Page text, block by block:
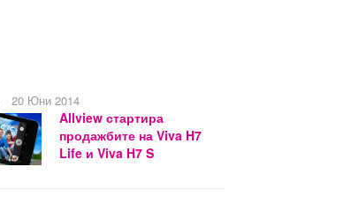
20 Юни 2014
Allview стартира
продажбите на Viva H7
Life и Viva H7 S